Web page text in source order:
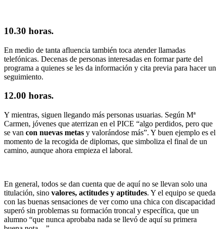
10.30 horas.
En medio de tanta afluencia también toca atender llamadas
telefónicas. Decenas de personas interesadas en formar parte del
programa a quienes se les da información y cita previa para hacer un
seguimiento.
12.00 horas.
Y mientras, siguen llegando más personas usuarias. Según Mª
Carmen, jóvenes que aterrizan en el PICE “algo perdidos, pero que
se van con nuevas metas y valorándose más”. Y buen ejemplo es el
momento de la recogida de diplomas, que simboliza el final de un
camino, aunque ahora empieza el laboral.
En general, todos se dan cuenta que de aquí no se llevan solo una
titulación, sino valores, actitudes y aptitudes. Y el equipo se queda
con las buenas sensaciones de ver como una chica con discapacidad
superó sin problemas su formación troncal y específica, que un
alumno “que nunca aprobaba nada se llevó de aquí su primera